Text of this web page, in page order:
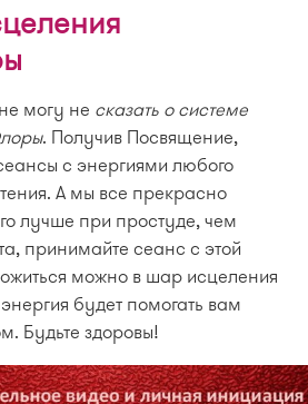
могу не сказать о системе
. Получив Посвящение,
с энергиями любого
А мы все прекрасно
лучше при простуде, чем
принимайте сеанс с этой
можно в шар исцеления
будет помогать вам
Будьте здоровы!